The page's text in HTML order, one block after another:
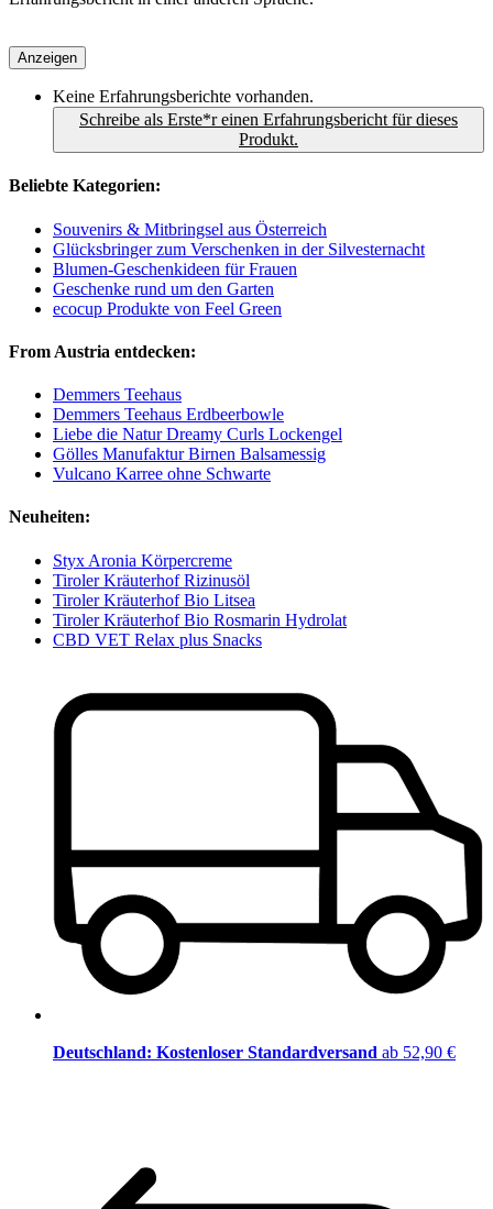
Anzeigen
Keine Erfahrungsberichte vorhanden.
Schreibe als Erste*r einen Erfahrungsbericht für dieses
Produkt.
Beliebte Kategorien:
Souvenirs & Mitbringsel aus Österreich
Glücksbringer zum Verschenken in der Silvesternacht
Blumen-Geschenkideen für Frauen
Geschenke rund um den Garten
ecocup Produkte von Feel Green
From Austria entdecken:
Demmers Teehaus
Demmers Teehaus Erdbeerbowle
Liebe die Natur Dreamy Curls Lockengel
Gölles Manufaktur Birnen Balsamessig
Vulcano Karree ohne Schwarte
Neuheiten:
Styx Aronia Körpercreme
Tiroler Kräuterhof Rizinusöl
Tiroler Kräuterhof Bio Litsea
Tiroler Kräuterhof Bio Rosmarin Hydrolat
CBD VET Relax plus Snacks
Deutschland: Kostenloser Standardversand ab 52,90 €